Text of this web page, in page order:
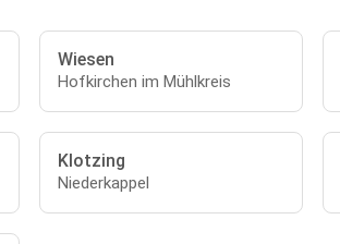
Wiesen
Hofkirchen im Mühlkreis
Klotzing
Niederkappel